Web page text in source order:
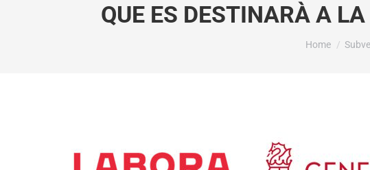
QUE ES DESTINARÀ A
You are here:
Home